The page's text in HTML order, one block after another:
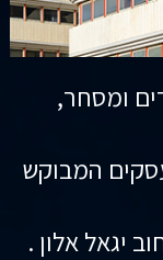
ומסחר,
המבוקש
יגאל אלון .